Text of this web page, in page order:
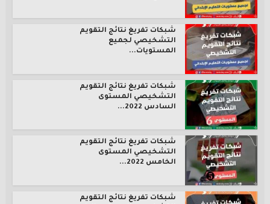
شبكات تفريغ نتائج التقويم
التشخيصي لجميع
المستويات...
شبكات تفريغ نتائج التقويم
التشخيصي المستوى
السادس 2022...
شبكات تفريغ نتائج التقويم
التشخيصي المستوى
الخامس 2022...
شبكات تفريغ نتائج التقويم